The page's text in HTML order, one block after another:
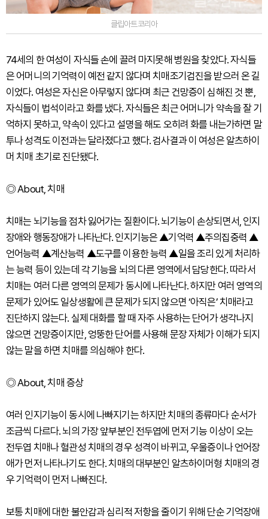
클립아트코리아
74세의 한 여성이 자식들 손에 끌려 마지못해 병원을 찾았다. 자식들
은 어머니의 기억력이 예전 같지 않다며 치매조기검진을 받으러 온 길
이었다. 여성은 자신은 아무렇지 않다며 최근 건망증이 심해진 것 뿐,
자식들이 법석이라고 화를 냈다. 자식들은 최근 어머니가 약속을 잘 기
억하지 못하고, 약속이 있다고 설명을 해도 오히려 화를 내는가하면 말
투나 성격도 이전과는 달라졌다고 했다. 검사결과 이 여성은 알츠하이
머 치매 초기로 진단됐다.
◎ About, 치매
치매는 뇌기능을 점차 잃어가는 질환이다. 뇌기능이 손상되면서, 인지
장애와 행동장애가 나타난다. 인지기능은 ▲기억력 ▲주의집중력 ▲
언어능력 ▲계산능력 ▲도구를 이용한 능력 ▲일을 조리 있게 처리하
는 능력 등이 있는데 각 기능을 뇌의 다른 영역에서 담당한다. 따라서
치매는 여러 다른 영역의 문제가 동시에 나타난다. 하지만 여러 영역의
문제가 있어도 일상생활에 큰 문제가 되지 않으면 ‘아직은’ 치매라고
진단하지 않는다. 실제 대화를 할 때 자주 사용하는 단어가 생각나지
않으면 건망증이지만, 엉뚱한 단어를 사용해 문장 자체가 이해가 되지
않는 말을 하면 치매를 의심해야 한다.
◎ About, 치매 증상
여러 인지기능이 동시에 나빠지기는 하지만 치매의 종류마다 순서가
조금씩 다르다. 뇌의 가장 앞부분인 전두엽에 먼저 기능 이상이 오는
전두엽 치매나 혈관성 치매의 경우 성격이 바뀌고, 우울증이나 언어장
애가 먼저 나타나기도 한다. 치매의 대부분인 알츠하이머형 치매의 경
우 기억력이 먼저 나빠진다.
보통 치매에 대한 불안감과 심리적 저항을 줄이기 위해 단순 기억장애